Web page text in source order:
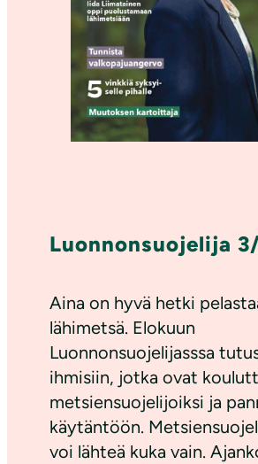
Luonnonsuojelija
Aina on hyvä hetki
lähimetsä. Elokuun
Luonnonsuojelijasssa
ihmisiin, jotka ovat
metsiensuojelijoiksi ja
käytäntöön.
voi lähteä kuka vain.